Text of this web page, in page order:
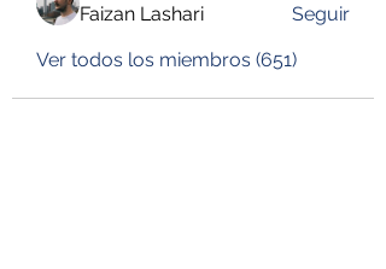
Faizan Lashari
Seguir
Ver todos los miembros (651)